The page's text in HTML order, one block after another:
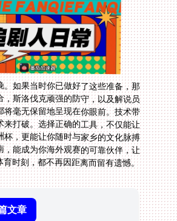
。如果当时你已做好了这些准备，那
，斯洛伐克顽强的防守，以及解说员
将毫无保留地呈现在你眼前。技术带
来打破。选择正确的工具，不仅能让
杯，更能让你随时与家乡的文化脉搏
，能成为你海外观赛的可靠伙伴，让
时刻，都不再因距离而留有遗憾。
文章